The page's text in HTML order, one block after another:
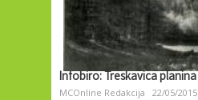
Infobiro: Treskavica planina
MCOnline Redakcija 22/05/2015